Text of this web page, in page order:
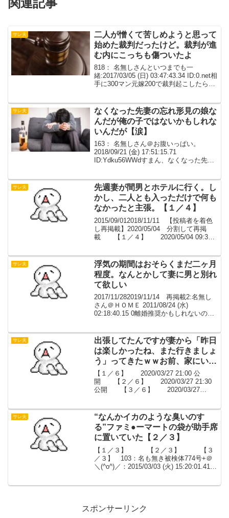
関連記事
サレ夫
二人が憎くて苦しめようと思って
始めた裁判だったけど。裁判が進
む内にこっちも傷ついたよ
818： 名無しさんといつまでも一
緒:2017/03/05 (日) 03:47:43.34 ID:0.net相
手に300マン元嫁200で裁判起こしたら、
求は別)...
サレ夫
なくなった先妻の忘れ形見の娘な
んだが俺の子ではないかもしれな
いんだが【涙】
163： 名無しさん＠お腹いっぱい。
2018/09/21 (金) 17:51:15.71
ID:Ydku56WWdすまん、なくなった先妻
お腹いっぱい。 2018...
サレ夫
先週妻が間男とホテルに行く。し
かし、二人とも入っただけで何も
なかったと主張。【１／４】
2015/09/012018/11/11 【投稿者を着色
し再掲載】2020/05/04 分割して再掲
載 【１／４】 2020/05/04 09:30
サレ夫
浮気の期間はおそらくまだ二ヶ月
程度。なんとかして妻に男と別れ
て欲しい
2017/11/282019/11/14 再掲載2:名無し
さん＠ＨＯＭＥ 2011/08/24 (水)
02:18:40.15 0離婚推奨かもしれないので
す。これは色々...
サレ夫
出張してたんですが妻から「昨日
は楽しかったね、また行きましょ
う」ってきたｗｗお前、家にいる
ゆーたやんけｗｗｗ【６／６】
【１／６】 2020/03/27 21:00 公
開 【２／６】 2020/03/27 21:30
公開 【３／６】 2020/03/27
６】 2...
サレ夫
“なんかイカのような臭いのす
る”ファミ●ーマートの袋が助手席
に置いていた【２／３】
【１／３】 【２／３】 【３
／３】 103：名も無き被検体774号+＠
＼(^o^)／：2015/03/03 (火) 15:20:01.41
スポンサーリンク